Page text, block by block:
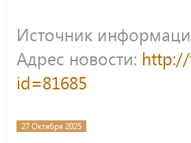
Источник
Адрес новости:
id=81685
27 Октября 2025